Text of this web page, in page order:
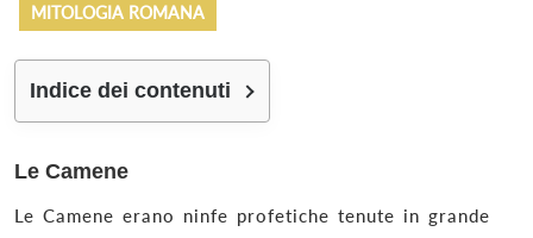
MITOLOGIA ROMANA
Indice dei contenuti
Le Camene
Le Camene erano ninfe profetiche tenute in grande